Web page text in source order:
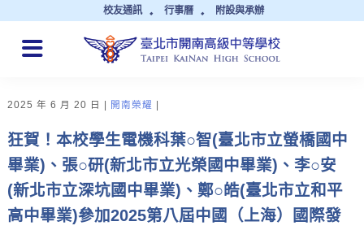
校友通訊 行事曆 附設與承辦
QUICK LINKS
2025 年 6 月 20 日 開南榮耀
狂賀！本校學生電機科葉○智(臺北市立螢橋國中
畢業)、張○研(新北市立光榮國中畢業)、李○安
(新北市立深坑國中畢業)、鄭○皓(臺北市立和平
高中畢業)參加2025第八屆中國（上海）國際發